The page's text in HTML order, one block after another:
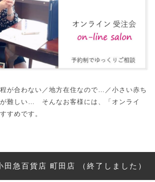
程が合わない／地方在住なので…／小さい赤ち
が難しい… そんなお客様には、「オンライ
すめです。
急百貨店 町田店 （終了しました）